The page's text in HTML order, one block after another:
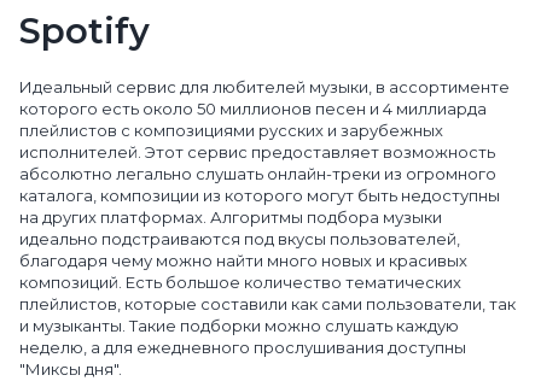
Spotify
Идеальный сервис для любителей музыки, в ассортименте
которого есть около 50 миллионов песен и 4 миллиарда
плейлистов с композициями русских и зарубежных
исполнителей. Этот сервис предоставляет возможность
абсолютно легально слушать онлайн-треки из огромного
каталога, композиции из которого могут быть недоступны
на других платформах. Алгоритмы подбора музыки
идеально подстраиваются под вкусы пользователей,
благодаря чему можно найти много новых и красивых
композиций. Есть большое количество тематических
плейлистов, которые составили как сами пользователи, так
и музыканты. Такие подборки можно слушать каждую
неделю, а для ежедневного прослушивания доступны
"Миксы дня".